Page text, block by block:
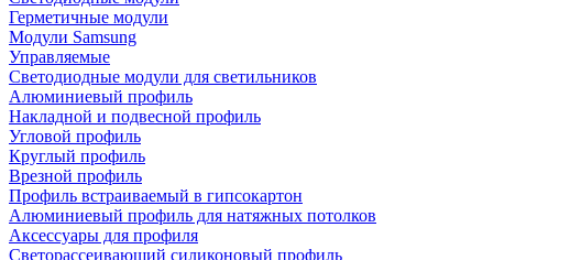
Герметичные модули
Модули Samsung
Управляемые
Светодиодные модули для светильников
Алюминиевый профиль
Накладной и подвесной профиль
Угловой профиль
Круглый профиль
Врезной профиль
Профиль встраиваемый в гипсокартон
Алюминиевый профиль для натяжных потолков
Аксессуары для профиля
Светорассеивающий силиконовый профиль